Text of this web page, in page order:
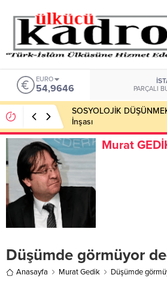
EURO
54,9646 PARÇALI
SOSYOLOJİK
İnşası
Murat
Düşümde görmüyor
Anasayfa Murat Gedik Düşümde